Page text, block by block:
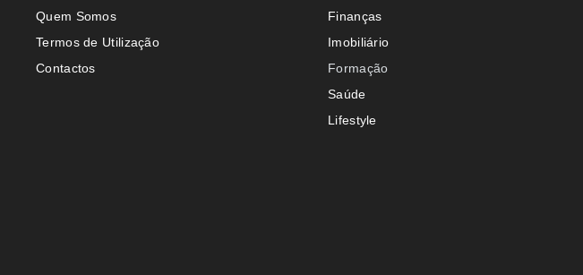
Quem Somos
Termos de Utilização
Contactos
Finanças
Imobiliário
Formação
Saúde
Lifestyle